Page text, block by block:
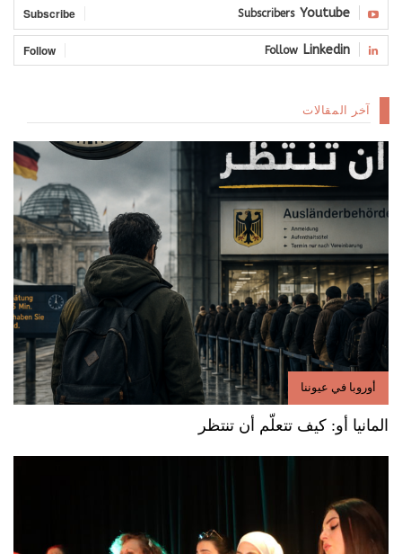
Youtube
Subscribers
Subscribe
Linkedin
Follow
Follow
آخر المقالات
أوروبا في عيوننا
المانيا أو: كيف تتعلّم أن تنتظر